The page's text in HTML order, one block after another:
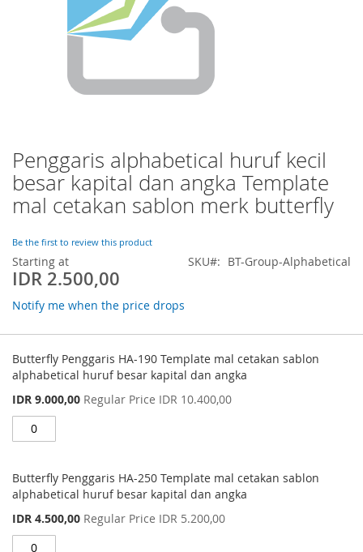
Penggaris alphabetical huruf kecil
besar kapital dan angka Template
mal cetakan sablon merk butterfly
Be the first to review this product
Starting at
IDR 2.500,00
SKU BT-Group-Alphabetical
Notify me when the price drops
product
items
Butterfly Penggaris HA-190 Template mal cetakan sablon
alphabetical huruf besar kapital dan angka
Special
Price
IDR 9.000,00 Regular Price IDR 10.400,00
Butterfly Penggaris HA-250 Template mal cetakan sablon
alphabetical huruf besar kapital dan angka
Special
Price
IDR 4.500,00 Regular Price IDR 5.200,00
Skip
to
the
beginning
the
gallery